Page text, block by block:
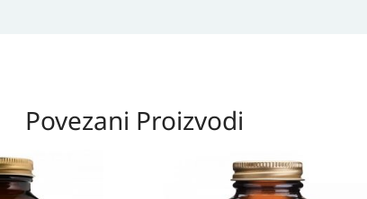
Povezani Proizvodi